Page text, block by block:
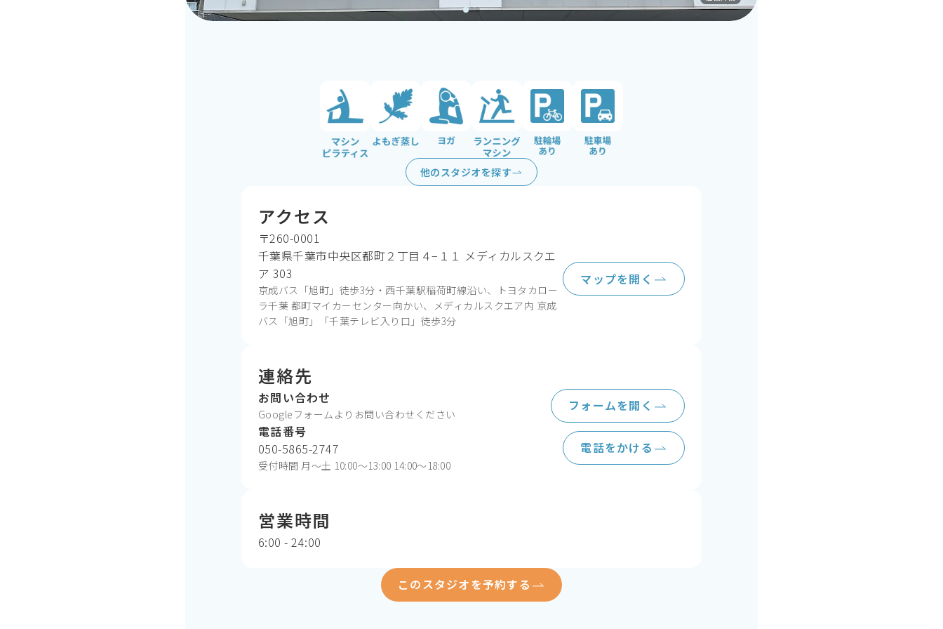
マシンピラティス
よもぎ蒸しヨガ ランニングマシン
駐輪場あり
他のスタジオを探す
アクセス
〒260-0001
千葉県千葉市中央区都町２丁目４−１１ メディカルスクエ
ア 303
京成バス「旭町」徒歩3分・西千葉駅稲荷町線沿い、トヨタカロー
ラ千葉 都町マイカーセンター向かい、メディカルスクエア内 京成
バス「旭町」「千葉テレビ入り口」徒歩3分
マップを開く
連絡先
お問い合わせ
Googleフォームよりお問い合わせください
フォームを開く
電話番号
050-5865-2747
受付時間 月〜土 10:00〜13:00 14:00〜18:00
電話をかける
営業時間
6:00 - 24:00
このスタジオを予約する